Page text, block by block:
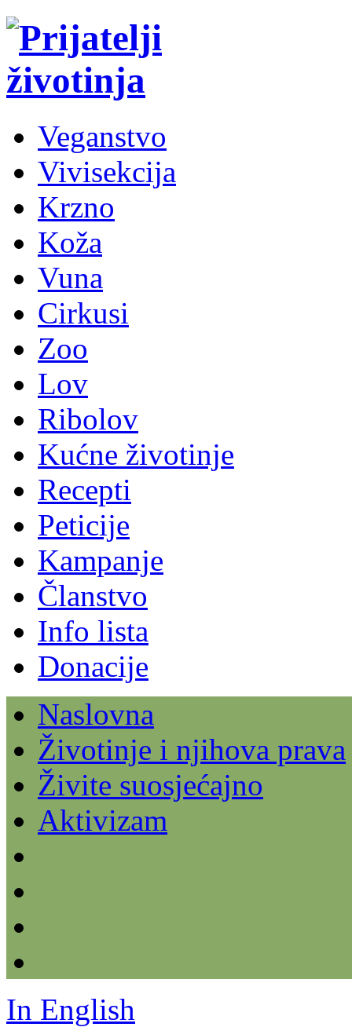
Veganstvo
Vivisekcija
Krzno
Koža
Vuna
Cirkusi
Zoo
Lov
Ribolov
Kućne životinje
Recepti
Peticije
Kampanje
Članstvo
Info lista
Donacije
Naslovna
Životinje i njihova prava
Živite suosjećajno
Aktivizam
In English